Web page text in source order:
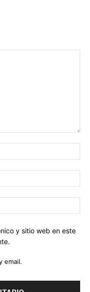
y sitio web en este
email.